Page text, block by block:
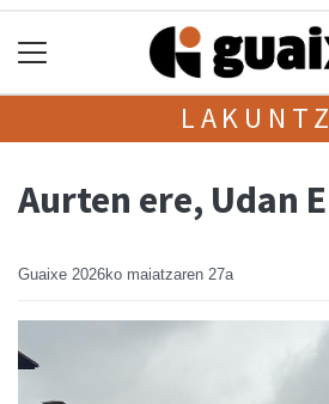
Aurten ere, Udan
Guaixe 2026ko maiatzaren 27a